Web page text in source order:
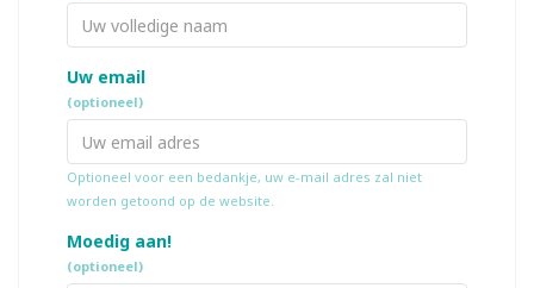
Uw email
(optioneel)
Optioneel voor een bedankje, uw e-mail adres zal niet
worden getoond op de website.
Moedig aan!
(optioneel)